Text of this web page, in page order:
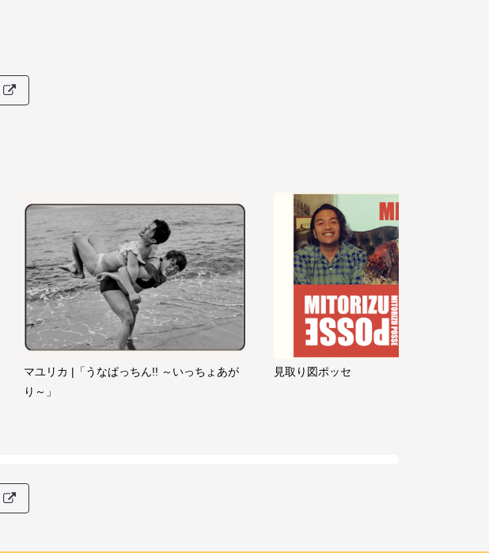
マユリカ |「うなぱっちん!! ～いっちょあが
り～」
見取り図ポッセ